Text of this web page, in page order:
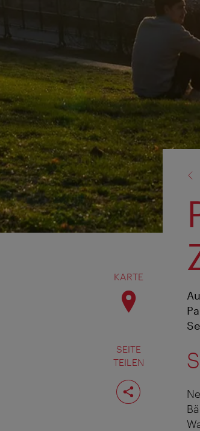
KARTE
SEITE
TEILEN
Seite
teilen